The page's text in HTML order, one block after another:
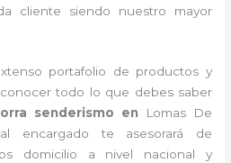
cliente siendo nuestro mayor
portafolio de productos y
conocer todo lo que debes saber
senderismo en
Lomas De
encargado te asesorará de
domicilio a nivel nacional y